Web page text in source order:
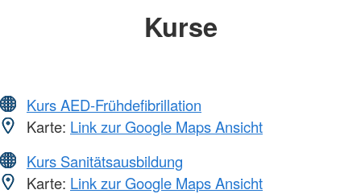
Kurse
Kurs AED-Frühdefibrillation
Karte: Link zur Google Maps Ansicht
Kurs Sanitätsausbildung
Karte: Link zur Google Maps Ansicht